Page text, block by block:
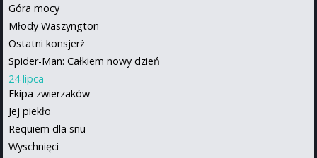
Góra mocy
Młody Waszyngton
Ostatni konsjerż
Spider-Man: Całkiem nowy dzień
24 lipca
Ekipa zwierzaków
Jej piekło
Requiem dla snu
Wyschnięci